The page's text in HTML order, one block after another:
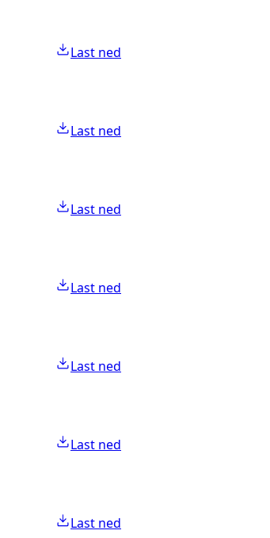
Last ned
Last ned
Last ned
Last ned
Last ned
Last ned
Last ned